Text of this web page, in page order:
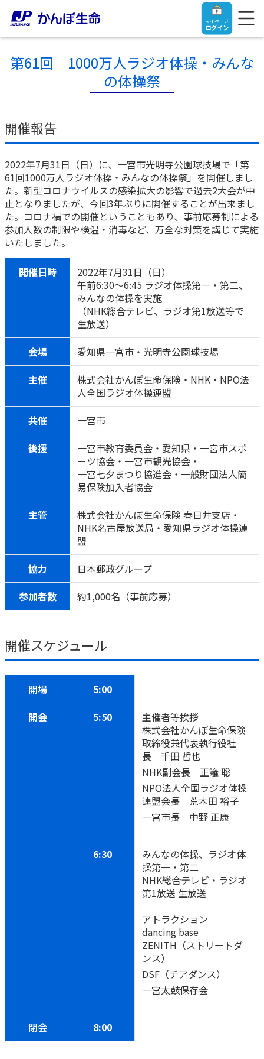
マイページ
ログイン
ご契約者さま
ご契約者さま
マイページログイン
入院保険金・手術保険金のご請求
お手続き一覧
きっかけ・できごとから探す
マイページでできること
新規登録
ご契約内容の確認
お客さまに関する情報等の確認の取り組み
かんぽプラチナライフサービス
ご契約のしおり・約款（Web約款）
保険用語集
お問い合わせ
保険をご検討中のお客さま
保険をご検討中のお客さま
長寿支援保険
お見積りシミュレーション
保険の探し方のポイント
保険かんたん診断
これからのライフイベントでかかる費用とは？
ご契約手続きの流れ
保険料のお払込方法
保険用語集
お問い合わせ
法人のお客さま
【まずはご相談ください】企業経営でお悩みの方はこ
ちら
法人のお客さま向け商品一覧
目的から探す
お役立ち情報
かんぽ生命の団体取扱い
法人向け資料請求
お役立ち情報
かんぽのLifeサポートナビ
医療
お金
子育て
すこやか健康ラボ
かんぽ生命について
かんぽ生命について
会社概要
財務情報
株主・投資家のみなさまへ
日本郵政グループとしての取り組み
CM・オウンドメディア／ソーシャルメディア
かんぽブランド
かんぽ生命のサステナビリティ
お客さまの声／お客さまサービス向上の取組み
お問い合わせ
サステナビリティ
株主・投資家のみなさまへ
English
第61回 1000万人ラジオ体操・みんな
の体操祭
開催報告
2022年7月31日（日）に、一宮市光明寺公園球技場で「第
61回1000万人ラジオ体操・みんなの体操祭」を開催しまし
た。新型コロナウイルスの感染拡大の影響で過去2大会が中
止となりましたが、今回3年ぶりに開催することが出来まし
た。コロナ禍での開催ということもあり、事前応募制による
参加人数の制限や検温・消毒など、万全な対策を講じて実施
いたしました。
開催日時
2022年7月31日（日）
午前6:30～6:45 ラジオ体操第一・第二、
みんなの体操を実施
（NHK総合テレビ、ラジオ第1放送等で
生放送）
会場
愛知県一宮市・光明寺公園球技場
主催
株式会社かんぽ生命保険・NHK・NPO法
人全国ラジオ体操連盟
共催
一宮市
後援
一宮市教育委員会・愛知県・一宮市スポ
ーツ協会・一宮市観光協会・
一宮七夕まつり協進会・一般財団法人簡
易保険加入者協会
主管
株式会社かんぽ生命保険 春日井支店・
NHK名古屋放送局・愛知県ラジオ体操連
盟
協力
日本郵政グループ
参加者数
約1,000名（事前応募）
開催スケジュール
開場
5:00
開会
5:50
主催者等挨拶
株式会社かんぽ生命保険
取締役兼代表執行役社
長 千田 哲也
NHK副会長 正籬 聡
NPO法人全国ラジオ体操
連盟会長 荒木田 裕子
一宮市長 中野 正康
6:30
みんなの体操、ラジオ体
操第一・第二
NHK総合テレビ・ラジオ
第1放送 生放送
アトラクション
dancing base
ZENITH（ストリートダ
ンス）
DSF（チアダンス）
一宮太鼓保存会
閉会 8:00